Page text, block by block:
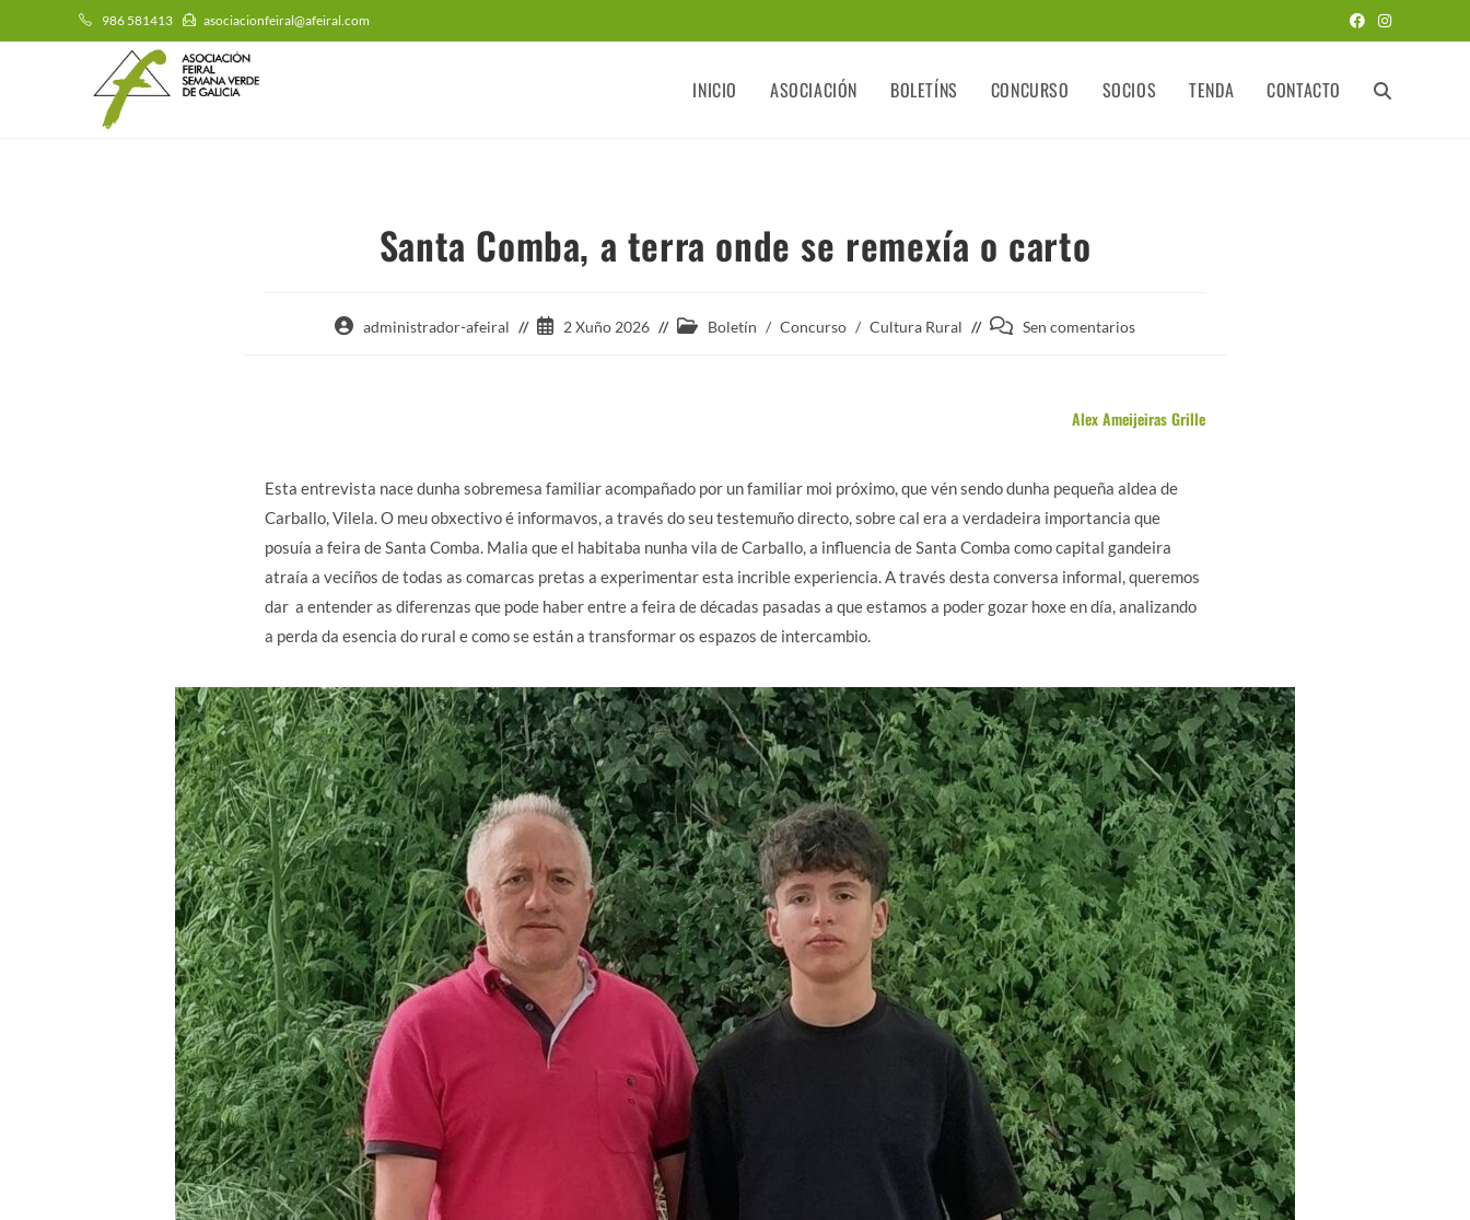
986 581413 asociacionfeiral@afeiral.com
INICIO ASOCIACIÓN BOLETÍNS CONCURSO SOCIOS TENDA CONTACTO
Santa Comba, a terra onde se remexía o carto
administrador-afeiral 2 Xuño 2026 Boletín / Concurso / Cultura Rural Sen comentarios
Alex Ameijeiras Grille
Esta entrevista nace dunha sobremesa familiar acompañado por un familiar moi próximo, que vén sendo dunha pequeña aldea de
Carballo, Vilela. O meu obxectivo é informavos, a través do seu testemuño directo, sobre cal era a verdadeira importancia que
posuía a feira de Santa Comba. Malia que el habitaba nunha vila de Carballo, a influencia de Santa Comba como capital gandeira
atraía a veciños de todas as comarcas pretas a experimentar esta incrible experiencia. A través desta conversa informal, queremos
dar a entender as diferenzas que pode haber entre a feira de décadas pasadas a que estamos a poder gozar hoxe en día, analizando
a perda da esencia do rural e como se están a transformar os espazos de intercambio.